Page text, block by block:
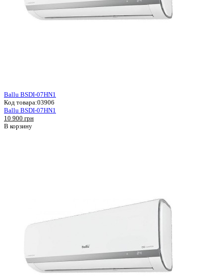
Ballu BSDI-07HN1
Код товара:03906
Ballu BSDI-07HN1
10 900 грн
В корзину